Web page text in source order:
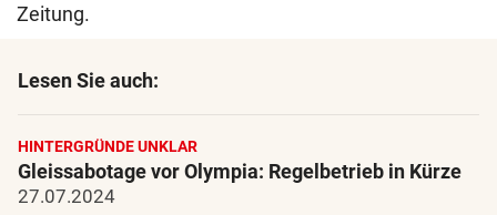
Zeitung.
Lesen Sie auch:
HINTERGRÜNDE UNKLAR
Gleissabotage vor Olympia: Regelbetrieb in Kürze
27.07.2024